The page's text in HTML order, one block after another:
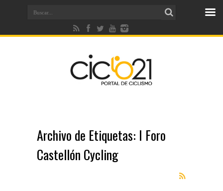
Archivo de Etiquetas: I Foro
Castellón Cycling